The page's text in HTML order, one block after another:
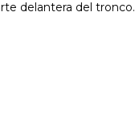
delantera del tronco.